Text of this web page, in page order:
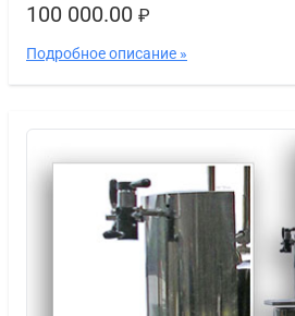
100 000.00 ₽
Подробное описание »